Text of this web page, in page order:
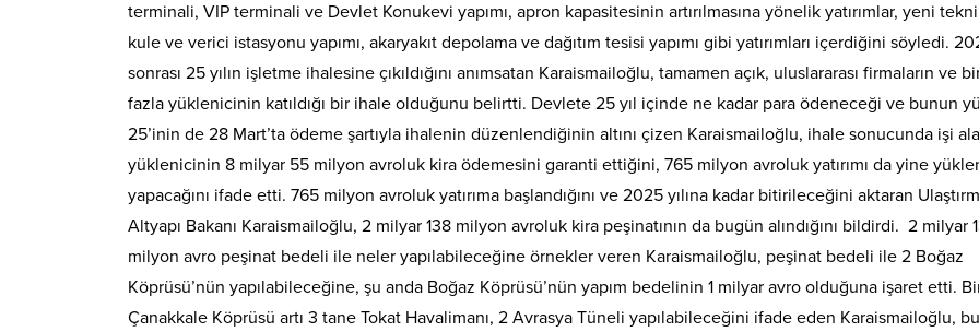
terminali, VIP terminali ve Devlet Konukevi yapımı, apron kapasitesinin artırılmasına yönelik yatırımlar, yeni
kule ve verici istasyonu yapımı, akaryakıt depolama ve dağıtım tesisi yapımı gibi yatırımları içerdiğini söyledi.
sonrası 25 yılın işletme ihalesine çıkıldığını anımsatan Karaismailoğlu, tamamen açık, uluslararası firmaların ve
fazla yüklenicinin katıldığı bir ihale olduğunu belirtti. Devlete 25 yıl içinde ne kadar para ödeneceği ve bunun
25’inin de 28 Mart’ta ödeme şartıyla ihalenin düzenlendiğinin altını çizen Karaismailoğlu, ihale sonucunda işi
yüklenicinin 8 milyar 55 milyon avroluk kira ödemesini garanti ettiğini, 765 milyon avroluk yatırımı da yine
yapacağını ifade etti. 765 milyon avroluk yatırıma başlandığını ve 2025 yılına kadar bitirileceğini aktaran
Altyapı Bakanı Karaismailoğlu, 2 milyar 138 milyon avroluk kira peşinatının da bugün alındığını bildirdi. 2 milyar
milyon avro peşinat bedeli ile neler yapılabileceğine örnekler veren Karaismailoğlu, peşinat bedeli ile 2 Boğaz
Köprüsü’nün yapılabileceğine, şu anda Boğaz Köprüsü’nün yapım bedelinin 1 milyar avro olduğuna işaret etti.
Çanakkale Köprüsü artı 3 tane Tokat Havalimanı, 2 Avrasya Tüneli yapılabileceğini ifade eden Karaismailoğlu, bu